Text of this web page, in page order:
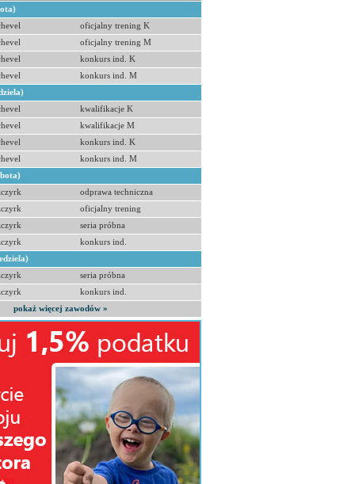
oficjalny trening K
oficjalny trening M
konkurs ind. K
konkurs ind. M
kwalifikacje K
kwalifikacje M
konkurs ind. K
konkurs ind. M
odprawa techniczna
oficjalny trening
seria próbna
konkurs ind.
seria próbna
konkurs ind.
pokaż więcej zawodów »